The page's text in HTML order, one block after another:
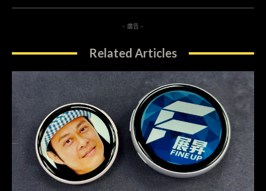
- 廣告 -
Related Articles